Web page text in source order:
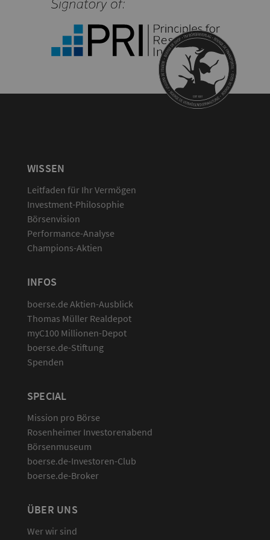
WISSEN
Leitfaden für Ihr Vermögen
Investment-Philosophie
Börsenvision
Performance-Analyse
Champions-Aktien
INFOS
boerse.de Aktien-Ausblick
Thomas Müller Realdepot
myC100 Millionen-Depot
boerse.de-Stiftung
Spenden
SPECIAL
Mission pro Börse
Rosenheimer Investorenabend
Börsenmuseum
boerse.de-Investoren-Club
boerse.de-Broker
ÜBER UNS
Wer wir sind